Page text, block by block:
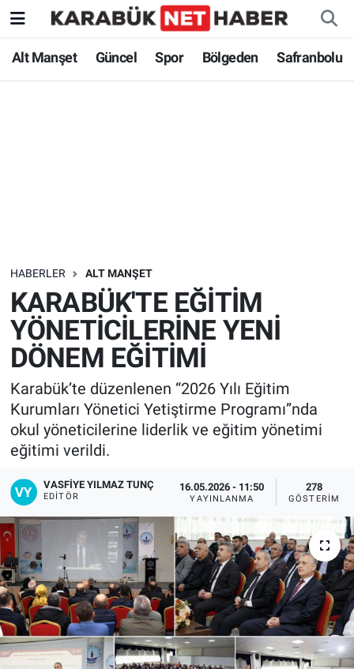
Alt Manşet Güncel Spor Bölgeden Safranbolu
HABERLER ALT MANŞET
KARABÜK'TE EĞİTİM
YÖNETİCİLERİNE YENİ
DÖNEM EĞİTİMİ
Karabük’te düzenlenen “2026 Yılı Eğitim
Kurumları Yönetici Yetiştirme Programı”nda
okul yöneticilerine liderlik ve eğitim yönetimi
eğitimi verildi.
VASFIYE YILMAZ TUNÇ
EDITÖR
16.05.2026 - 11:50
YAYINLANMA
278
GÖSTERIM